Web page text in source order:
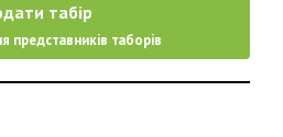
табір
представників таборів